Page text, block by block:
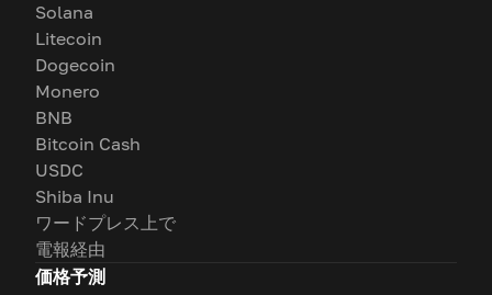
Solana
Litecoin
Dogecoin
Monero
BNB
Bitcoin Cash
USDC
Shiba Inu
ワードプレス上で
電報経由
価格予測